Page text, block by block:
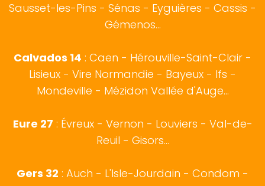
Sausset-les-Pins - Sénas - Eyguières - Cassis -
Gémenos...
Calvados 14 : Caen - Hérouville-Saint-Clair -
Lisieux - Vire Normandie - Bayeux - Ifs -
Mondeville - Mézidon Vallée d'Auge...
Eure 27 : Évreux- Vernon - Louviers - Val-de-
Reuil - Gisors...
Gers 32 : Auch - L'Isle-Jourdain - Condom -